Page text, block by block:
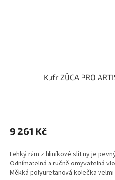
Kufr ZÜCA PRO
9 261 Kč
Lehký rám z hliníkové slitiny je
Odnímatelná a ručně omyvatelná
Měkká polyuretanová kolečka velmi